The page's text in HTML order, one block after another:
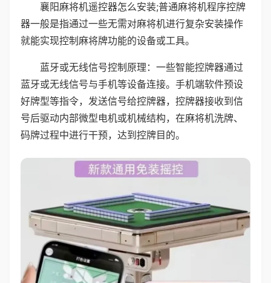
襄阳麻将机遥控器怎么安装;普通麻将机程序控牌
器一般是指通过一些无需对麻将机进行复杂安装操作
就能实现控制麻将牌功能的设备或工具。
蓝牙或无线信号控制原理：一些智能控牌器通过
蓝牙或无线信号与手机等设备连接。手机端软件预设
好牌型等指令，发送信号给控牌器，控牌器接收到信
号后驱动内部微型电机或机械结构，在麻将机洗牌、
码牌过程中进行干预，达到控牌目的。